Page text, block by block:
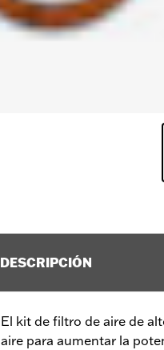
DESCRIPCIÓN
El kit de filtro de aire de
aire para aumentar la